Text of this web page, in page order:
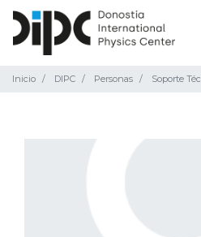
Inicio DIPC Personas Soporte